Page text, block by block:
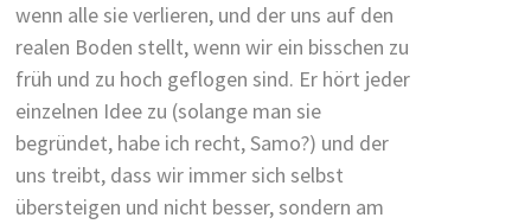
wenn alle sie verlieren, und der uns auf den
realen Boden stellt, wenn wir ein bisschen zu
früh und zu hoch geflogen sind. Er hört jeder
einzelnen Idee zu (solange man sie
begründet, habe ich recht, Samo?) und der
uns treibt, dass wir immer sich selbst
übersteigen und nicht besser, sondern am